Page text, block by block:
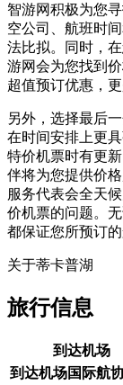
智游网积极为您
空公司、航班时
法比拟。同时，
游网会为您找到
超值预订优惠，
另外，选择最后
在时间安排上更
特价机票时有更
伴将为您提供价
服务代表会全天
价机票的问题。
都保证您所预订
关于蒂卡普湖
旅行信息
到达机场
到达机场国际航